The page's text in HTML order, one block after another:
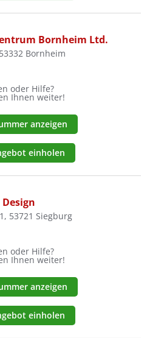
Bornheim Ltd.
Bornheim
oder Hilfe?
Ihnen weiter!
anzeigen
einholen
53721 Siegburg
oder Hilfe?
Ihnen weiter!
anzeigen
einholen